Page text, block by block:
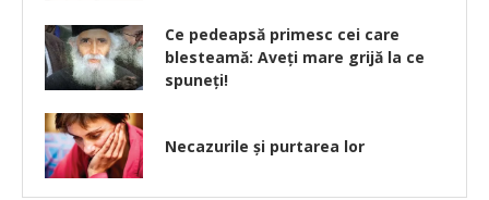
Ce pedeapsă primesc cei care
blesteamă: Aveți mare grijă la ce
spuneți!
Necazurile și purtarea lor